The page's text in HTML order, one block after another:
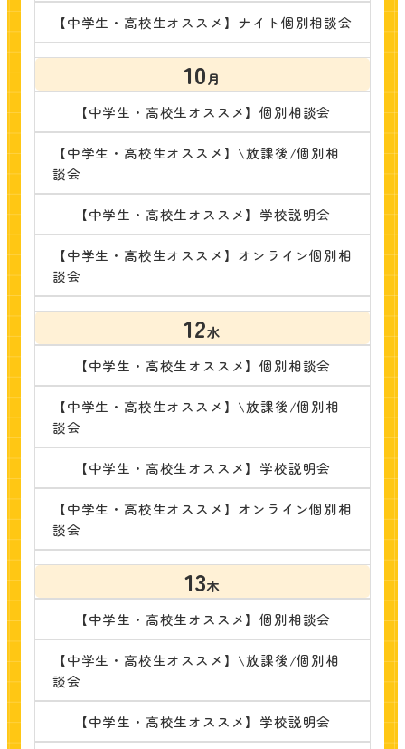
【中学生・高校生オススメ】ナイト個別相談会
10月
【中学生・高校生オススメ】個別相談会
【中学生・高校生オススメ】\放課後/個別相
談会
【中学生・高校生オススメ】学校説明会
【中学生・高校生オススメ】オンライン個別相
談会
12水
【中学生・高校生オススメ】個別相談会
【中学生・高校生オススメ】\放課後/個別相
談会
【中学生・高校生オススメ】学校説明会
【中学生・高校生オススメ】オンライン個別相
談会
13木
【中学生・高校生オススメ】個別相談会
【中学生・高校生オススメ】\放課後/個別相
談会
【中学生・高校生オススメ】学校説明会